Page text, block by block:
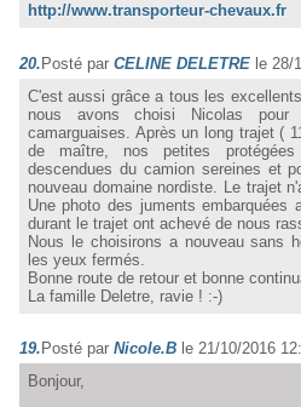
http://www.transporteur-chevaux.fr
20. Posté par CELINE DELETRE le 28/
C'est aussi grâce a tous les
nous avons choisi Nicolas pour
camarguaises. Après un long trajet (
de maître, nos petites
descendues du camion sereines et
nouveau domaine nordiste. Le trajet
Une photo des juments embarquées
durant le trajet ont achevé de nous
Nous le choisirons a nouveau sans
les yeux fermés.
Bonne route de retour et bonne
La famille Deletre, ravie ! :-)
19. Posté par Nicole.B le 21/10/2016
Bonjour,